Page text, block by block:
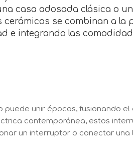
casa adosada clásica o
cerámicos se combinan a la
e integrando las
unir épocas, fusionando
contemporánea, estos
un interruptor o conectar